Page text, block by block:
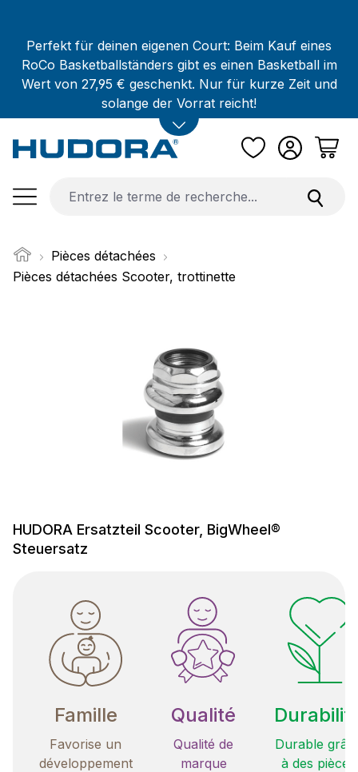
Perfekt für deinen eigenen Court: Beim Kauf eines
RoCo Basketballständers gibt es einen Basketball im
Wert von 27,95 € geschenkt. Nur für kurze Zeit und
solange der Vorrat reicht!
Pièces détachées
Pièces détachées Scooter, trottinette
HUDORA Ersatzteil Scooter, BigWheel®
Steuersatz
Famille
Favorise un
développement
Qualité
Qualité de
marque
Durable
à des pièces